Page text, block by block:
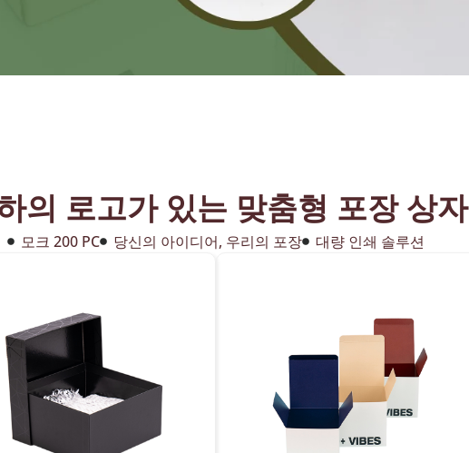
의 로고가 있는 맞춤형 포장 상자
모크 200 PC 당신의 아이디어, 우리의 포장 대량 인쇄 솔루션